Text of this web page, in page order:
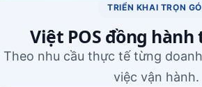
TRIỂN KHAI TRỌN
Việt POS đồng hành
Theo nhu cầu thực tế từng
việc vận hành.